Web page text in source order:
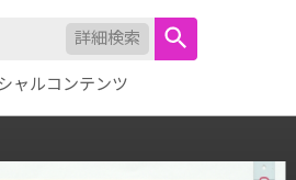
詳細検索
ャルコンテンツ